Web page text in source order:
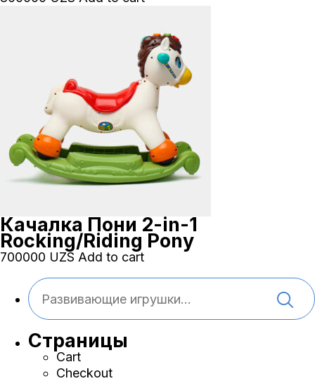
Качалка Пони 2-in-1
Rocking/Riding Pony
700000 UZS Add to cart
Страницы
Cart
Checkout